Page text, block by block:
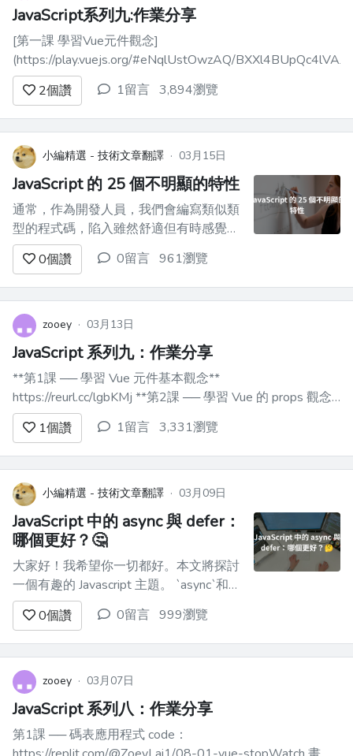
JavaScript系列九:作業分享
[第一課 學習Vue元件觀念]
(https://play.vuejs.org/#eNqlUstOwzAQ/
2個讚 1留言 3,894瀏覽
小編精選 - 技術文章翻譯 · 03月15日
JavaScript 的 25 個不明顯的特性
通常，作為開發人員，我們會編寫類似類
型的程式碼，陷入雖然舒適但有時感覺很
平凡的模式。 然而，JavaScript 的世界是
廣闊的，充滿了高級功能，當發現和使用
這些功能時，可以將我們的開發工作變得
更加令人興奮和充實。 在本指南中，我
們將揭曉 25 個高級 JavaScript 功能，這
些功...
0個讚 0留言 961瀏覽
zooey · 03月13日
JavaScript 系列九：作業分享
**第1課 ── 學習 Vue 元件基本觀念**
https://reurl.cc/lgbKMj **第2課 ── 學習 Vue 的 props 觀念
** https://reurl.cc/bDbvjy **第3課 ── 學習 Vue 的 events 觀
念** https://r...
1個讚 1留言 3,331瀏覽
小編精選 - 技術文章翻譯 · 03月09日
JavaScript 中的 async 與 defer：
哪個更好？🤔
大家好！我希望你一切都好。本文將探討
一個有趣的 Javascript 主題。 `async`和
`defer`是在 HTML 文件中包含外部
JavaScript 檔案時使用的屬性。它們會影
響瀏覽器載入和執行腳本的方式。讓我們
詳細了解一下它們。 預設行為 ---- 我們
通常使用`<scr...
0個讚 0留言 999瀏覽
zooey · 03月07日
JavaScript 系列八：作業分享
第1課 ── 碼表應用程式 code：